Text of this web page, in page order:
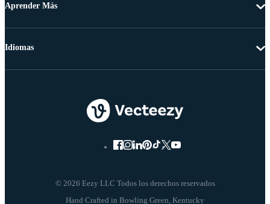
Aprender Más
© 2026 Eezy LLC Todos los derechos reservados
Idiomas